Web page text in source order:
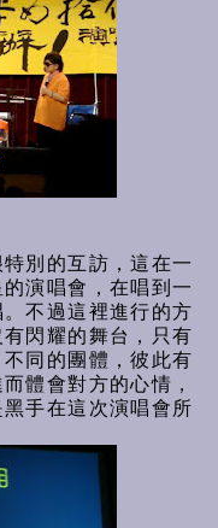
別的互訪，這在一
演唱會，在唱到一
不過這裡進行的方
閃耀的舞台，只有
同的團體，彼此有
體會對方的心情，
手在這次演唱會所